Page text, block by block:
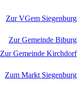
Zur VGem Siegenburg
Zur Gemeinde Biburg
Zur Gemeinde Kirchdorf
Zum Markt Siegenburg